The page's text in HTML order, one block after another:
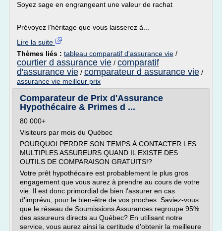
Soyez sage en engrangeant une valeur de rachat
Prévoyez l'héritage que vous laisserez à...
Lire la suite
Thèmes liés : tableau comparatif d'assurance vie /
courtier d assurance vie / comparatif
d'assurance vie / comparateur d assurance vie /
assurance vie meilleur prix
Comparateur de Prix d'Assurance
Hypothécaire & Primes d ...
80 000+
Visiteurs par mois du Québec
POURQUOI PERDRE SON TEMPS À CONTACTER LES
MULTIPLES ASSUREURS QUAND IL EXISTE DES
OUTILS DE COMPARAISON GRATUITS!?
Votre prêt hypothécaire est probablement le plus gros
engagement que vous aurez à prendre au cours de votre
vie. Il est donc primordial de bien l'assurer en cas
d'imprévu, pour le bien-être de vos proches. Saviez-vous
que le réseau de Soumissions Assurances regroupe 95%
des assureurs directs au Québec? En utilisant notre
service, vous aurez ainsi la certitude d'obtenir la meilleure